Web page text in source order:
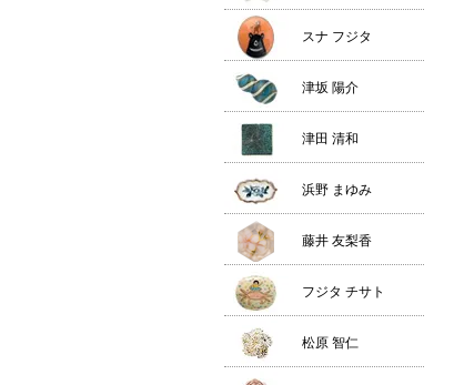
スナ フジタ
津坂 陽介
津田 清和
浜野 まゆみ
藤井 友梨香
フジタ チサト
松原 智仁